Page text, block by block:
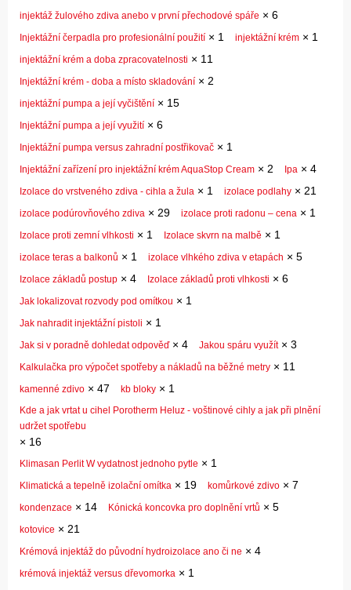
injektáž žulového zdiva anebo v první přechodové spáře × 6
Injektážní čerpadla pro profesionální použití × 1 injektážní krém × 1
injektážní krém a doba zpracovatelnosti × 11
Injektážní krém - doba a místo skladování × 2
injektážní pumpa a její vyčištění × 15
Injektážní pumpa a její využití × 6
Injektážní pumpa versus zahradní postřikovač × 1
Injektážní zařízení pro injektážní krém AquaStop Cream × 2 Ipa × 4
Izolace do vrstveného zdiva - cihla a žula × 1 izolace podlahy × 21
izolace podúrovňového zdiva × 29 izolace proti radonu – cena × 1
Izolace proti zemní vlhkosti × 1 Izolace skvrn na malbě × 1
izolace teras a balkonů × 1 izolace vlhkého zdiva v etapách × 5
Izolace základů postup × 4 Izolace základů proti vlhkosti × 6
Jak lokalizovat rozvody pod omítkou × 1
Jak nahradit injektážní pistoli × 1
Jak si v poradně dohledat odpověď× 4 Jakou spáru využít× 3
Kalkulačka pro výpočet spotřeby a nákladů na běžné metry × 11
kamenné zdivo × 47 kb bloky × 1
Kde a jak vrtat u cihel Porotherm Heluz - voštinové cihly a jak při plnění
udržet spotřebu
× 16
Klimasan Perlit W vydatnost jednoho pytle × 1
Klimatická a tepelně izolační omítka × 19 komůrkové zdivo × 7
kondenzace × 14 Kónická koncovka pro doplnění vrtů × 5
kotovice × 21
Krémová injektáž do původní hydroizolace ano či ne × 4
krémová injektáž versus dřevomorka × 1